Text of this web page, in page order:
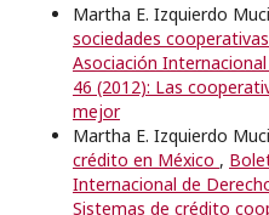
Martha E. Izquierdo
sociedades
Asociación
46 (2012): Las
mejor
Martha E. Izquierdo
crédito en México ,
Internacional de
Sistemas de crédito